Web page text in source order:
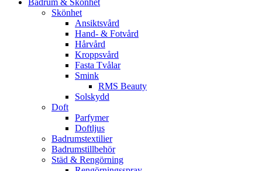
Badrum & Skönhet
Skönhet
Ansiktsvård
Hand- & Fotvård
Hårvård
Kroppsvård
Fasta Tvålar
Smink
RMS Beauty
Solskydd
Doft
Parfymer
Doftljus
Badrumstextilier
Badrumstillbehör
Städ & Rengörning